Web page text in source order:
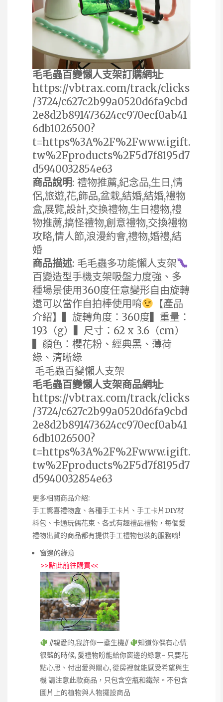
毛毛蟲百變懶人支架訂購網址:
https://vbtrax.com/track/clicks
/3724/c627c2b99a0520d6fa9cbd
2e8d2b891473624cc970ecf0ab41
6db1026500?
t=https%3A%2F%2Fwww.igift.
tw%2Fproducts%2F5d7f8195d7
d5940032854e63
商品說明: 禮物推薦,紀念品,生日,情
侶,旅遊,花,飾品,盆栽,結婚,結婚,禮物
盒,展覽,設計,交換禮物,生日禮物,禮
物推薦,搞怪禮物,創意禮物,交換禮物
攻略,情人節,浪漫約會,禮物,婚禮,結
婚
商品描述: 毛毛蟲多功能懶人支架
百變造型手機支架吸盤力度強、多
種場景使用360度任意變形自由旋轉
還可以當作自拍棒使用唷
【產品
介紹】▍旋轉角度：360度▍重量：
193（g）▍尺寸：62 x 3.6（cm）
▍顏色：櫻花粉、經典黑、薄荷
綠、清晰綠
毛毛蟲百變懶人支架
毛毛蟲百變懶人支架商品網址:
https://vbtrax.com/track/clicks
/3724/c627c2b99a0520d6fa9cbd
2e8d2b891473624cc970ecf0ab41
6db1026500?
t=https%3A%2F%2Fwww.igift.
tw%2Fproducts%2F5d7f8195d7
d5940032854e63
更多相關商品介紹:
手工驚喜禮物盒、各種手工卡片、手工卡片DIY材
料包、卡通玩偶花束、各式有趣禮品禮物，每個愛
禮物出貨的商品都有提供手工禮物包裝的服務唷!
窗邊的綠意
>>點此前往購買<<
//親愛的,我許你一盞生機//
知道你偶有心情
很藍的時候, 愛禮物盼能給你窗邊的綠意~ 只要花
點心思、付出愛與關心, 從房裡就能感受希望與生
機 請注意此款商品，只包含空瓶和鐵架。不包含
圖片上的植物與人物擺設商品